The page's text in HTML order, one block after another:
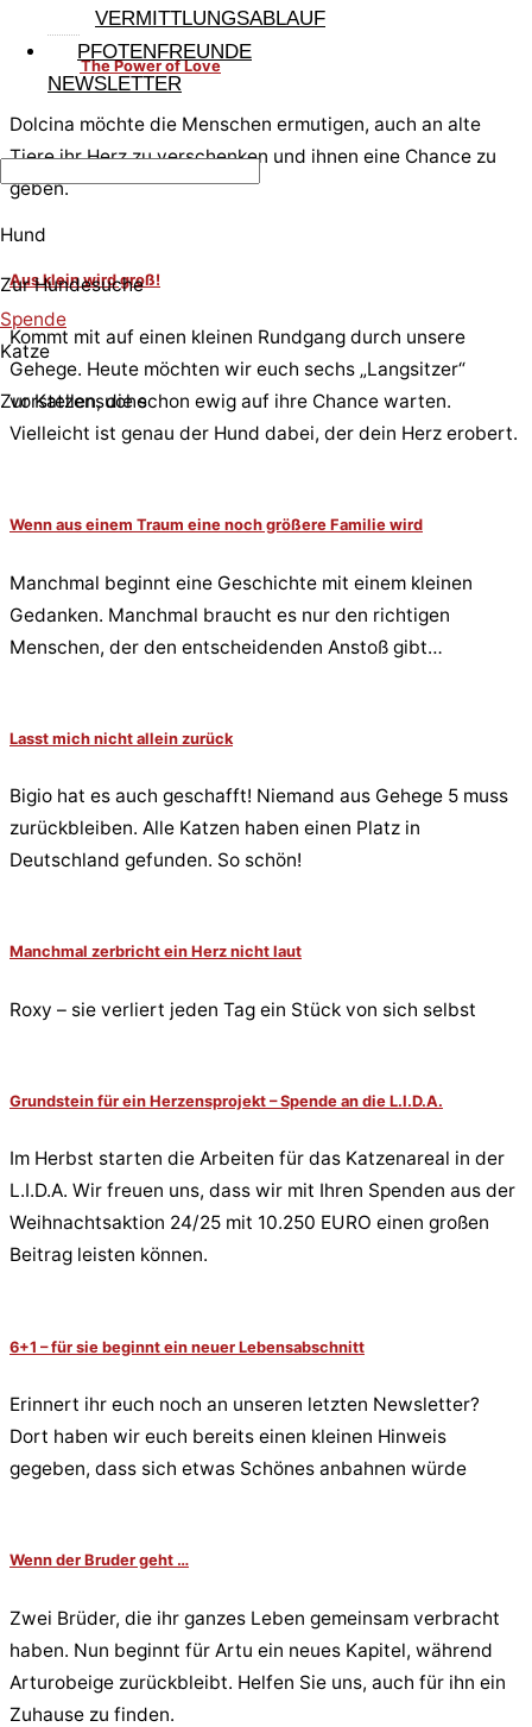
VERMITTLUNGSABLAUF
PFOTENFREUNDE
NEWSLETTER
Hund
Zur Hundesuche
Spende
Katze
Zur Katzensuche
Dolcina – The Power of Love
Dolcina möchte die Menschen ermutigen, auch an alte
Tiere ihr Herz zu verschenken und ihnen eine Chance zu
geben.
Aus klein wird groß!
Kommt mit auf einen kleinen Rundgang durch unsere
Gehege. Heute möchten wir euch sechs „Langsitzer“
vorstellen, die schon ewig auf ihre Chance warten.
Vielleicht ist genau der Hund dabei, der dein Herz erobert.
Wenn aus einem Traum eine noch größere Familie wird
Manchmal beginnt eine Geschichte mit einem kleinen
Gedanken. Manchmal braucht es nur den richtigen
Menschen, der den entscheidenden Anstoß gibt…
Lasst mich nicht allein zurück
Bigio hat es auch geschafft! Niemand aus Gehege 5 muss
zurückbleiben. Alle Katzen haben einen Platz in
Deutschland gefunden. So schön!
Manchmal zerbricht ein Herz nicht laut
Roxy – sie verliert jeden Tag ein Stück von sich selbst
Grundstein für ein Herzensprojekt – Spende an die L.I.D.A.
Im Herbst starten die Arbeiten für das Katzenareal in der
L.I.D.A. Wir freuen uns, dass wir mit Ihren Spenden aus der
Weihnachtsaktion 24/25 mit 10.250 EURO einen großen
Beitrag leisten können.
6+1 – für sie beginnt ein neuer Lebensabschnitt
Erinnert ihr euch noch an unseren letzten Newsletter?
Dort haben wir euch bereits einen kleinen Hinweis
gegeben, dass sich etwas Schönes anbahnen würde
Wenn der Bruder geht …
Zwei Brüder, die ihr ganzes Leben gemeinsam verbracht
haben. Nun beginnt für Artu ein neues Kapitel, während
Arturobeige zurückbleibt. Helfen Sie uns, auch für ihn ein
Zuhause zu finden.